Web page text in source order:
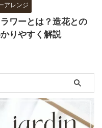
アレンジ
ワーとは？造花との
りやすく解説